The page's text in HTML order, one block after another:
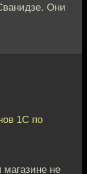
Они
1С по
магазине не